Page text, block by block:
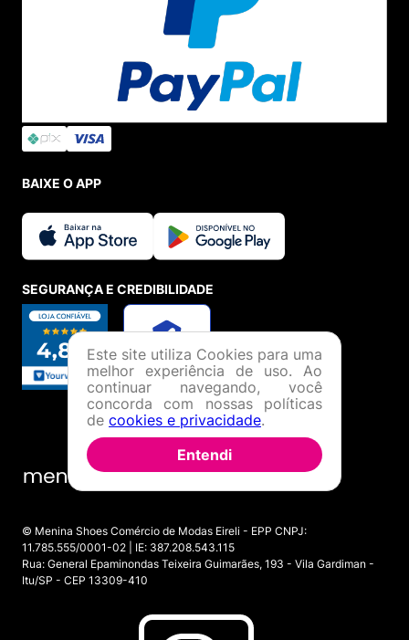
BAIXE O APP
SEGURANÇA E CREDIBILIDADE
© Menina Shoes Comércio de Modas Eireli - EPP CNPJ:
11.785.555/0001-02 | IE: 387.208.543.115
Rua: General Epaminondas Teixeira Guimarães, 193 - Vila Gardiman -
Itu/SP - CEP 13309-410
Este site utiliza Cookies para uma
melhor experiência de uso. Ao
continuar navegando, você
concorda com nossas políticas
de cookies e privacidade.
Entendi